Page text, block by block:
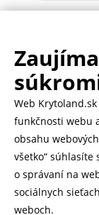
Web
funkčnosti webu
obsahu
všetko“ súhlasíte
o správaní na
sociálnych
weboch.